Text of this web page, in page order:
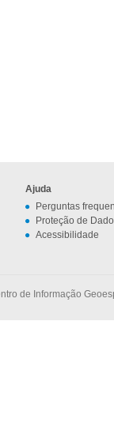
Ajuda
Perguntas
Proteção de
Acessibilidade
de Informação